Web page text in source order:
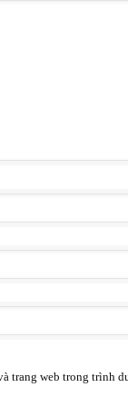
trang web trong trình